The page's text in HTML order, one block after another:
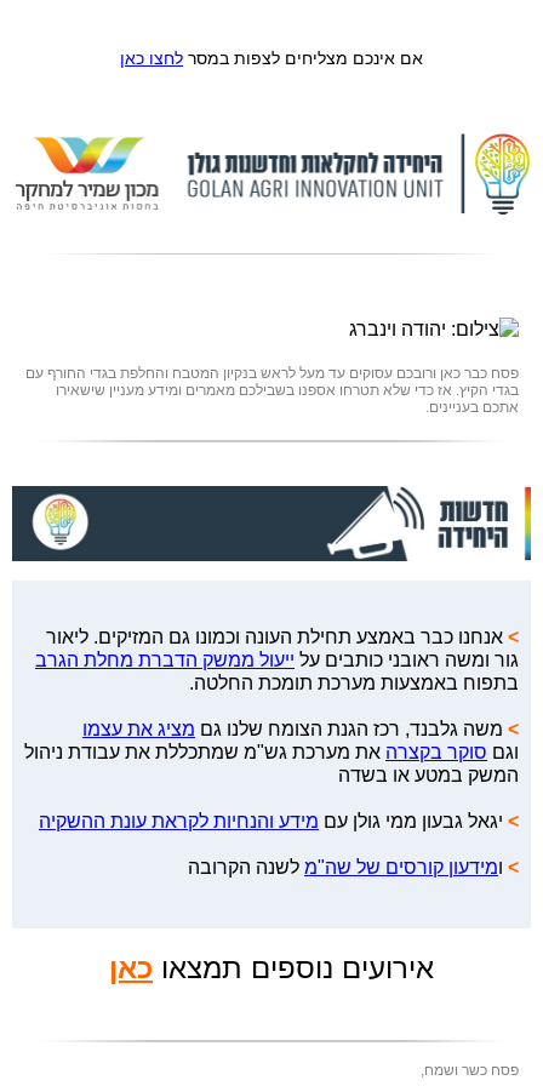
אם אינכם מצליחים לצפות במסר לחצו כאן
פסח כבר כאן ורובכם עסוקים עד מעל לראש בנקיון המטבח והחלפת בגדי החורף עם
בגדי הקיץ. אז כדי שלא תטרחו אספנו בשבילכם מאמרים ומידע מעניין שישאירו
אתכם בעניינים.
> אנחנו כבר באמצע תחילת העונה וכמונו גם המזיקים. ליאור
גור ומשה ראובני כותבים על ייעול ממשק הדברת מחלת הגרב
בתפוח באמצעות מערכת תומכת החלטה.
> משה גלבנד, רכז הגנת הצומח שלנו גם מציג את עצמו
וגם סוקר בקצרה את מערכת גש"מ שמתכללת את עבודת ניהול
המשק במטע או בשדה
> יגאל גבעון ממי גולן עם מידע והנחיות לקראת עונת ההשקיה
> ומידעון קורסים של שה"מ לשנה הקרובה
אירועים נוספים תמצאו כאן
פסח כשר ושמח,